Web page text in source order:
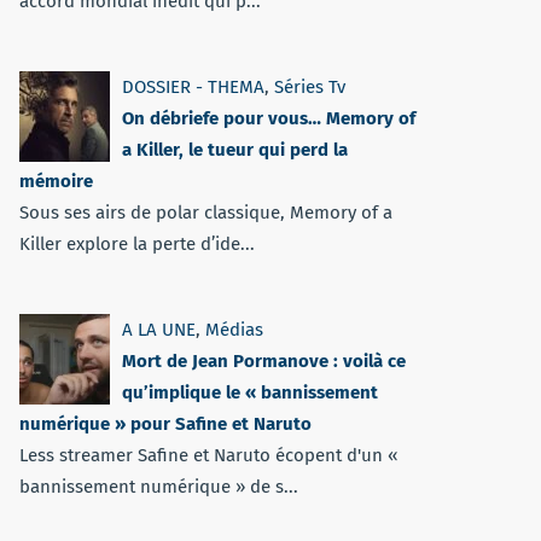
DOSSIER - THEMA, Séries Tv
On débriefe pour vous… Memory of
a Killer, le tueur qui perd la
mémoire
Sous ses airs de polar classique, Memory of a
Killer explore la perte d’ide...
A LA UNE, Médias
Mort de Jean Pormanove : voilà ce
qu’implique le « bannissement
numérique » pour Safine et Naruto
Less streamer Safine et Naruto écopent d'un «
bannissement numérique » de s...